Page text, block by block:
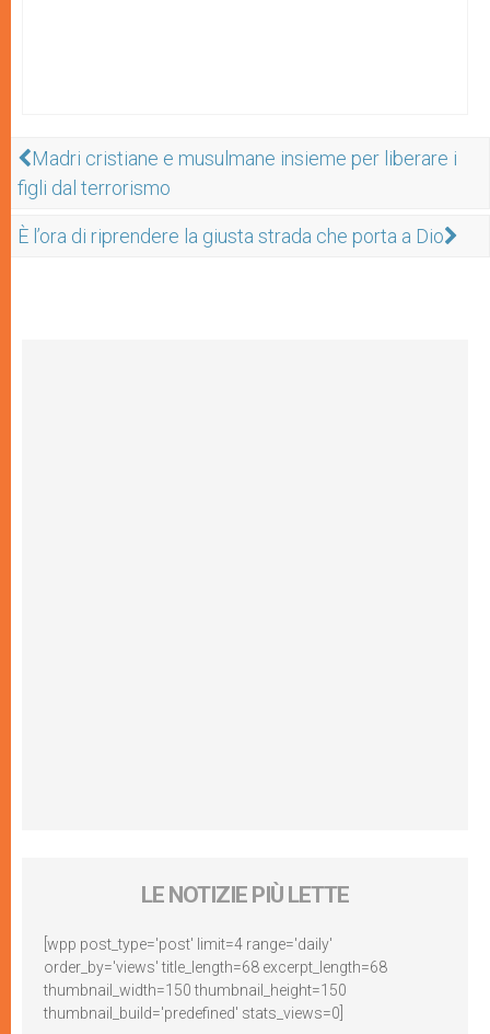
Madri cristiane e musulmane insieme per liberare i
figli dal terrorismo
È l’ora di riprendere la giusta strada che porta a Dio
LE NOTIZIE PIÙ LETTE
[wpp post_type='post' limit=4 range='daily'
order_by='views' title_length=68 excerpt_length=68
thumbnail_width=150 thumbnail_height=150
thumbnail_build='predefined' stats_views=0]